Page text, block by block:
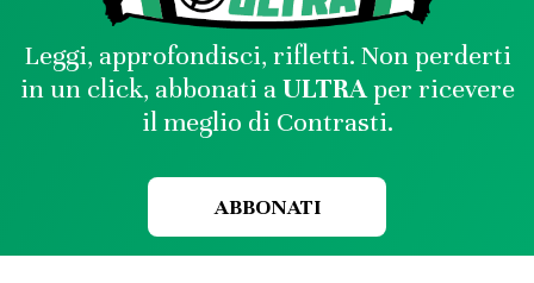
Leggi, approfondisci, rifletti. Non perderti
in un click, abbonati aULTRAper ricevere
il meglio di Contrasti.
ABBONATI